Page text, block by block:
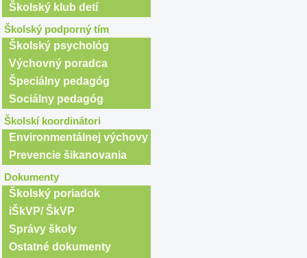
Školský klub detí
Školský podporný tím
Školský psychológ
Výchovný poradca
Špeciálny pedagóg
Sociálny pedagóg
Školskí koordinátori
Environmentálnej výchovy
Prevencie šikanovania
Dokumenty
Školský poriadok
iŠkVP/ ŠkVP
Správy školy
Ostatné dokumenty